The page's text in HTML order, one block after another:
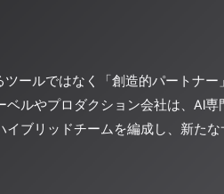
ールではなく「創造的パートナ
ベルやプロダクション会社は、AI
イブリッドチームを編成し、新た